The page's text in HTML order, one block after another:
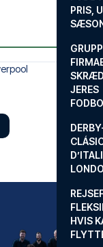
PRIS,
JERES
HVIS
os hjælpe dig